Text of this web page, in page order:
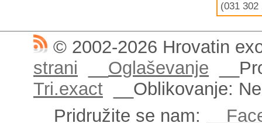
(031
© 2002-2026 Hrovatin
strani
Oglaševanje
Tri.exact __Oblikovanje:
Pridružite se nam: